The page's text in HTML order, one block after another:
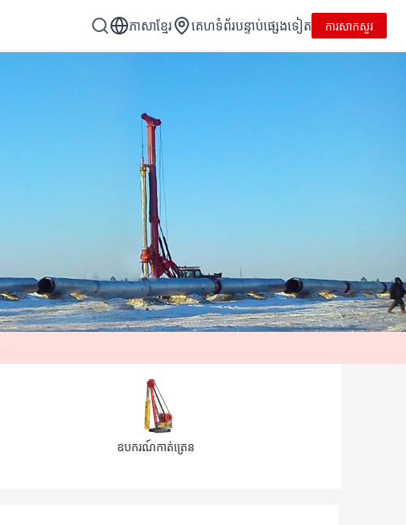
ភាសាខ្មែរ គេហទំព័របន្ទាប់ផ្សេងទៀត ការសាកសួរ
ឧបករណ៍កាត់ត្រេន